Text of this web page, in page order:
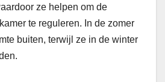
ze helpen om de
te reguleren. In de zomer
buiten, terwijl ze in de winter